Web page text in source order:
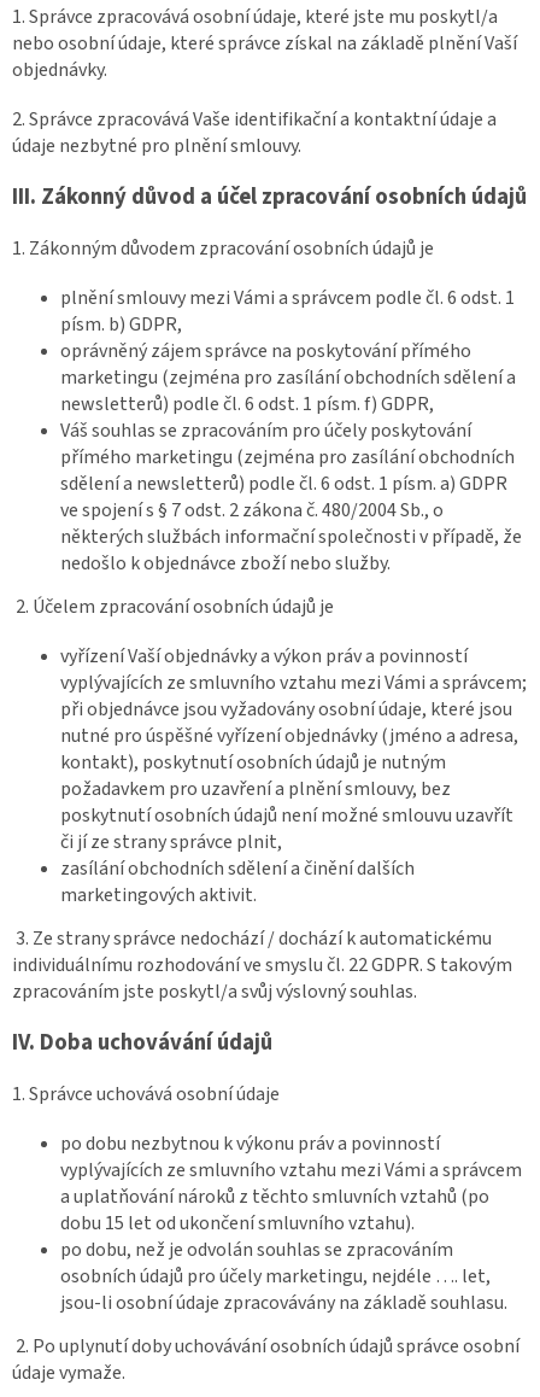
1. Správce zpracovává osobní údaje, které jste mu poskytl/a
nebo osobní údaje, které správce získal na základě plnění Vaší
objednávky.
2. Správce zpracovává Vaše identifikační a kontaktní údaje a
údaje nezbytné pro plnění smlouvy.
III. Zákonný důvod a účel zpracování osobních údajů
1. Zákonným důvodem zpracování osobních údajů je
plnění smlouvy mezi Vámi a správcem podle čl. 6 odst. 1
písm. b) GDPR,
oprávněný zájem správce na poskytování přímého
marketingu (zejména pro zasílání obchodních sdělení a
newsletterů) podle čl. 6 odst. 1 písm. f) GDPR,
Váš souhlas se zpracováním pro účely poskytování
přímého marketingu (zejména pro zasílání obchodních
sdělení a newsletterů) podle čl. 6 odst. 1 písm. a) GDPR
ve spojení s § 7 odst. 2 zákona č. 480/2004 Sb., o
některých službách informační společnosti v případě, že
nedošlo k objednávce zboží nebo služby.
2. Účelem zpracování osobních údajů je
vyřízení Vaší objednávky a výkon práv a povinností
vyplývajících ze smluvního vztahu mezi Vámi a správcem;
při objednávce jsou vyžadovány osobní údaje, které jsou
nutné pro úspěšné vyřízení objednávky (jméno a adresa,
kontakt), poskytnutí osobních údajů je nutným
požadavkem pro uzavření a plnění smlouvy, bez
poskytnutí osobních údajů není možné smlouvu uzavřít
či jí ze strany správce plnit,
zasílání obchodních sdělení a činění dalších
marketingových aktivit.
3. Ze strany správce nedochází / dochází k automatickému
individuálnímu rozhodování ve smyslu čl. 22 GDPR. S takovým
zpracováním jste poskytl/a svůj výslovný souhlas.
IV. Doba uchovávání údajů
1. Správce uchovává osobní údaje
po dobu nezbytnou k výkonu práv a povinností
vyplývajících ze smluvního vztahu mezi Vámi a správcem
a uplatňování nároků z těchto smluvních vztahů (po
dobu 15 let od ukončení smluvního vztahu).
po dobu, než je odvolán souhlas se zpracováním
osobních údajů pro účely marketingu, nejdéle …. let,
jsou-li osobní údaje zpracovávány na základě souhlasu.
2. Po uplynutí doby uchovávání osobních údajů správce osobní
údaje vymaže.